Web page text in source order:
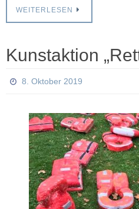
WEITERLESEN
Kunstaktion
8. Oktober 2019